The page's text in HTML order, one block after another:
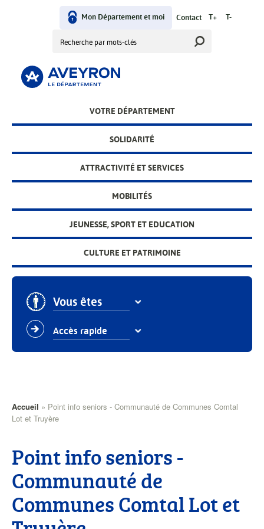
menu
Mon Département et moi Contact T+ T-
VOTRE DÉPARTEMENT
SOLIDARITÉ
ATTRACTIVITÉ ET SERVICES
MOBILITÉS
JEUNESSE, SPORT ET EDUCATION
CULTURE ET PATRIMOINE
Vous êtes
Accès rapide
Fil
Accueil
Point info seniors - Communauté de Communes Comtal
Lot et Truyère
Point info seniors -
Communauté de
Communes Comtal Lot et